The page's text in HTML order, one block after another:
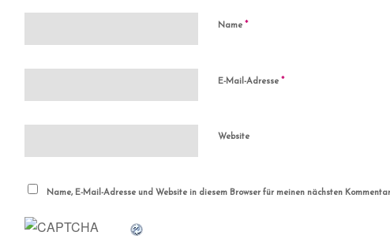
Name *
E-Mail-Adresse *
Website
Name, E-Mail-Adresse und Website in diesem Browser für meinen nächsten